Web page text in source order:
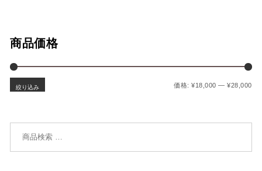
商品価格
最
最
絞り込み 価格:¥18,000 —¥28,000